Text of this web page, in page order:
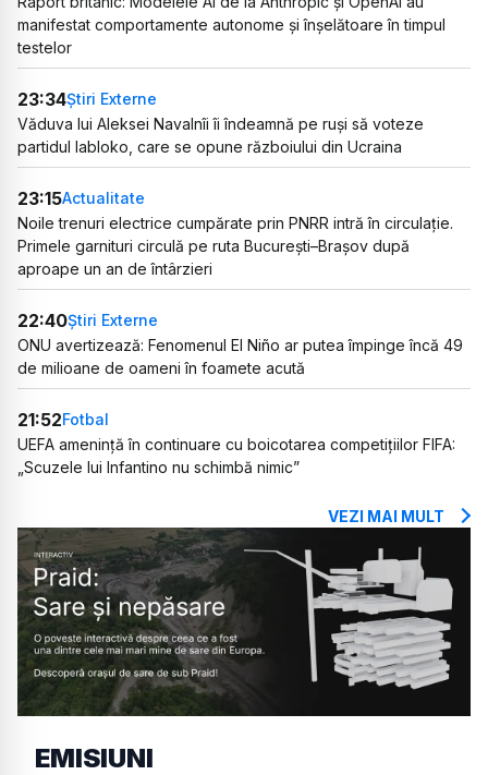
manifestat comportamente autonome și înșelătoare în timpul
testelor
23:34Știri Externe
Văduva lui Aleksei Navalnîi îi îndeamnă pe ruși să voteze
partidul Iabloko, care se opune războiului din Ucraina
23:15Actualitate
Noile trenuri electrice cumpărate prin PNRR intră în circulație.
Primele garnituri circulă pe ruta București–Brașov după
aproape un an de întârzieri
22:40Știri Externe
ONU avertizează: Fenomenul El Niño ar putea împinge încă 49
de milioane de oameni în foamete acută
21:52Fotbal
UEFA amenință în continuare cu boicotarea competițiilor FIFA:
„Scuzele lui Infantino nu schimbă nimic”
VEZI MAI MULT
EMISIUNI